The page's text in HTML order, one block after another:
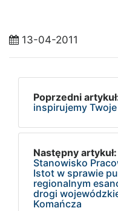
13-04-2011
Poprzedni
inspirujemy
Następny artykuł:
Stanowisko
Istot w sprawie
regionalnym
drogi
Komańcza